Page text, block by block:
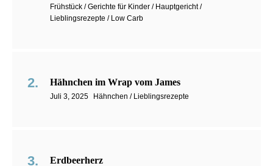
Frühstück / Gerichte für Kinder / Hauptgericht /
Lieblingsrezepte / Low Carb
Hähnchen im Wrap vom James
Juli 3, 2025 Hähnchen / Lieblingsrezepte
Erdbeerherz